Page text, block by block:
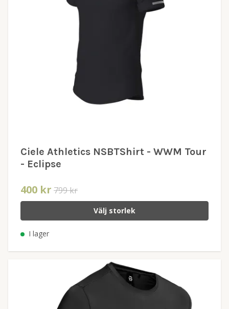
Ciele Athletics NSBTShirt - WWM Tour
- Eclipse
400 kr 799 kr
Välj storlek
I lager